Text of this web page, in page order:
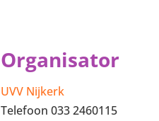
Organisator
UVV Nijkerk
Telefoon 033 2460115